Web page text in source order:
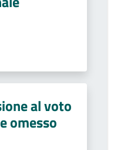
al voto
omesso